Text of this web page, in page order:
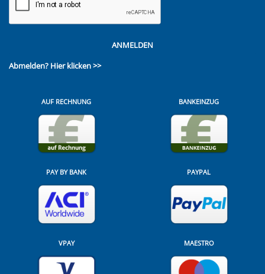
ANMELDEN
Abmelden? Hier klicken >>
AUF RECHNUNG BANKEINZUG
PAY BY BANK PAYPAL
VPAY MAESTRO